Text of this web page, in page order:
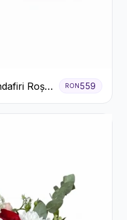
Roșii
RON559